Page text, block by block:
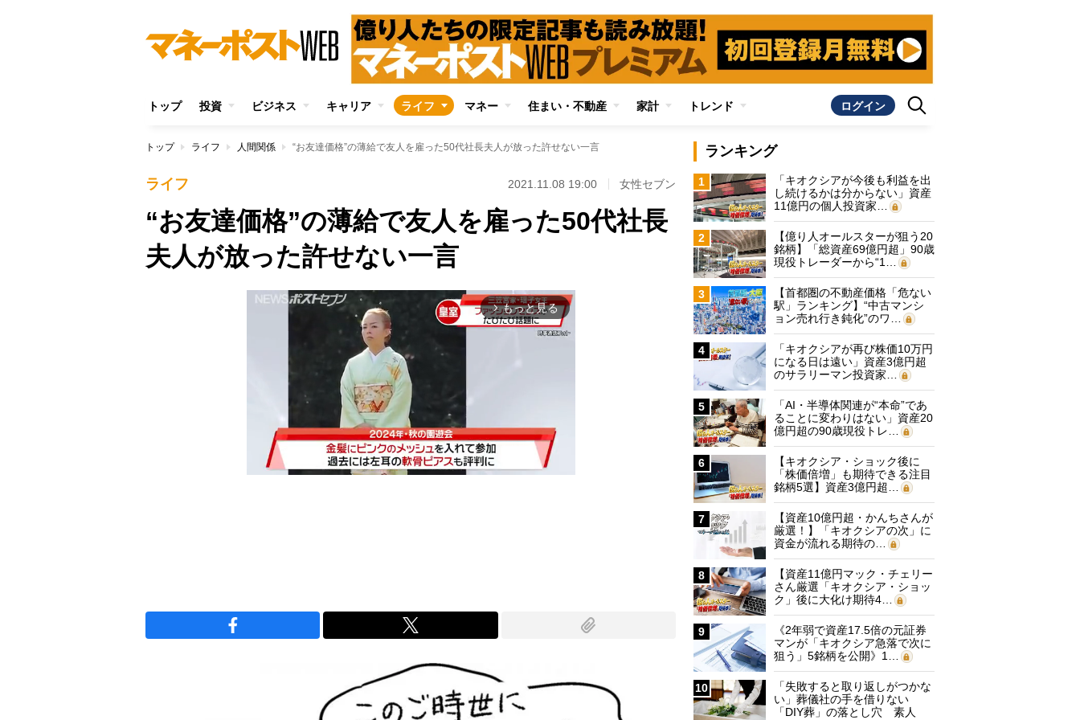
トップ 投資 ビジネス キャリア ライフ マネー 住まい・不動産 家計 トレンド ログイン
トップ ライフ 人間関係 “お友達価格”の薄給で友人を雇った50代社長夫人が放った許せない一言
ライフ 2021.11.08 19:00 女性セブン
“お友達価格”の薄給で友人を雇った50代社長
夫人が放った許せない一言
arrow_forward_ios もっと見る
ランキング
1
「キオクシアが今後も利益を出
し続けるかは分からない」資産
11億円の個人投資家…
2
【億り人オールスターが狙う20
銘柄】「総資産69億円超」90歳
現役トレーダーから“1…
3
【首都圏の不動産価格「危ない
駅」ランキング】“中古マンシ
ョン売れ行き鈍化”のワ…
4
「キオクシアが再び株価10万円
になる日は遠い」資産3億円超
のサラリーマン投資家…
5
「AI・半導体関連が“本命”であ
ることに変わりはない」資産20
億円超の90歳現役トレ…
6
【キオクシア・ショック後に
「株価倍増」も期待できる注目
銘柄5選】資産3億円超…
7
【資産10億円超・かんちさんが
厳選！】「キオクシアの次」に
資金が流れる期待の…
8
【資産11億円マック・チェリー
さん厳選「キオクシア・ショッ
ク」後に大化け期待4…
9
《2年弱で資産17.5倍の元証券
マンが「キオクシア急落で次に
狙う」5銘柄を公開》1…
10
「失敗すると取り返しがつかな
い」葬儀社の手を借りない
「DIY葬」の落とし穴 素人